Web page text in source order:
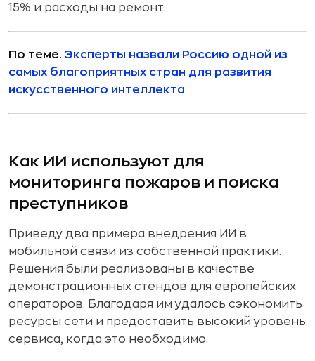
15% и расходы на ремонт.
По теме. Эксперты назвали Россию одной из
самых благоприятных стран для развития
искусственного интеллекта
Как ИИ используют для
мониторинга пожаров и поиска
преступников
Приведу два примера внедрения ИИ в
мобильной связи из собственной практики.
Решения были реализованы в качестве
демонстрационных стендов для европейских
операторов. Благодаря им удалось сэкономить
ресурсы сети и предоставить высокий уровень
сервиса, когда это необходимо.